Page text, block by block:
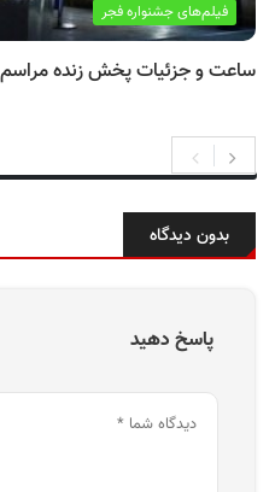
فیلم‌های جشنواره فجر
ساعت و جزئیات پخش زنده مراسم
بدون دیدگاه
پاسخ دهید